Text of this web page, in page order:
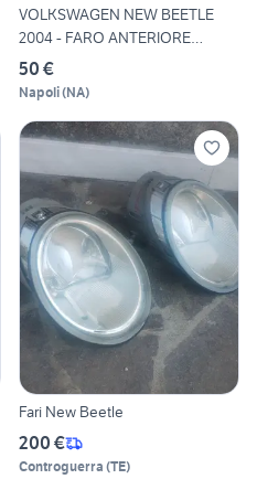
VOLKSWAGEN NEW BEETLE
2004 - FARO ANTERIORE
DESTRO
50 €
Napoli(NA)
Fari New Beetle
200 €
Controguerra (TE)